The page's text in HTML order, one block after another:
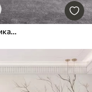
Цветови лаванде са дугим стабљикама и листовима, мека пастелна текстурирана уметност